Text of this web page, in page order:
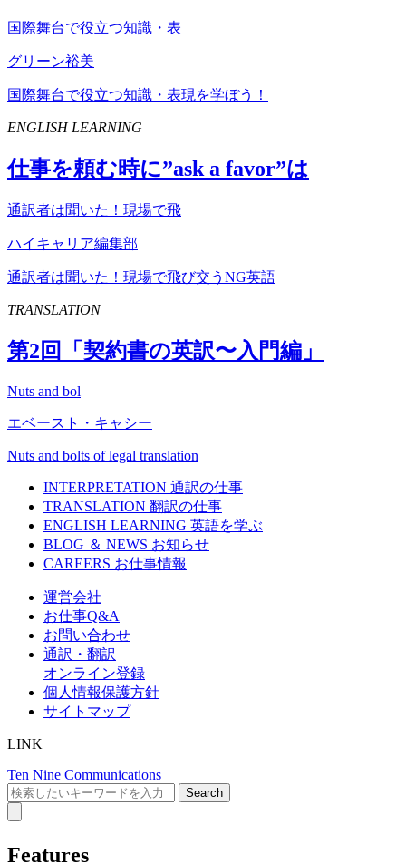
国際舞台で役立つ知識・表
グリーン裕美
国際舞台で役立つ知識・表現を学ぼう！
ENGLISH LEARNING
仕事を頼む時に”ask a favor”は
通訳者は聞いた！現場で飛
ハイキャリア編集部
通訳者は聞いた！現場で飛び交うNG英語
TRANSLATION
第2回「契約書の英訳〜入門編」
Nuts and bol
エベースト・キャシー
Nuts and bolts of legal translation
INTERPRETATION 通訳の仕事
TRANSLATION 翻訳の仕事
ENGLISH LEARNING 英語を学ぶ
BLOG ＆ NEWS お知らせ
CAREERS お仕事情報
運営会社
お仕事Q&A
お問い合わせ
通訳・翻訳
オンライン登録
個人情報保護方針
サイトマップ
LINK
Ten Nine Communications
Features